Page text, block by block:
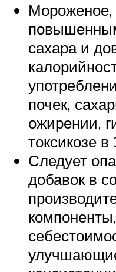
Мороженое,
сахара и
почек,
ожирении,
токсикозе
Следует
добавок в